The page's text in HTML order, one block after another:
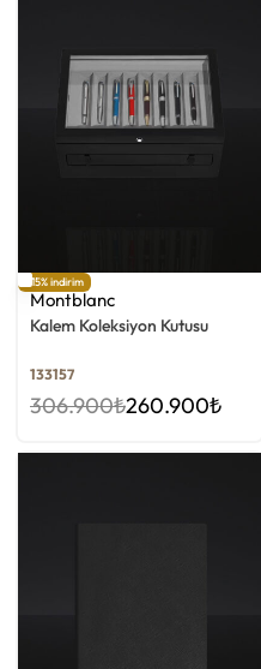
-15% indirim
Montblanc
Kalem Koleksiyon Kutusu
133157
306.900₺260.900₺